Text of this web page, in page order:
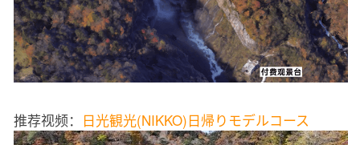
推荐视频： 日光観光(NIKKO)日帰りモデルコース